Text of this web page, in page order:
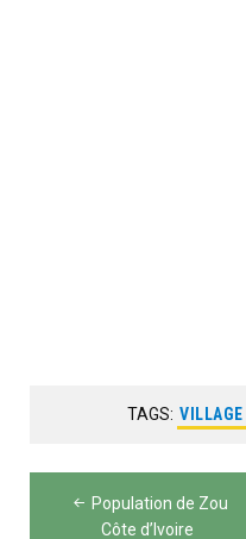
TAGS: VILLAGE
Navigation
Population de Zou
Côte d’Ivoire